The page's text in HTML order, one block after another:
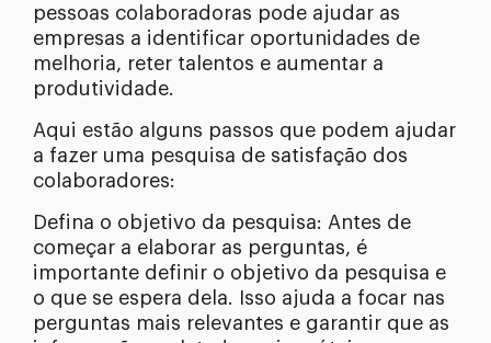
pessoas colaboradoras pode ajudar as
empresas a identificar oportunidades de
melhoria, reter talentos e aumentar a
produtividade.
Aqui estão alguns passos que podem ajudar
a fazer uma pesquisa de satisfação dos
colaboradores:
Defina o objetivo da pesquisa: Antes de
começar a elaborar as perguntas, é
importante definir o objetivo da pesquisa e
o que se espera dela. Isso ajuda a focar nas
perguntas mais relevantes e garantir que as